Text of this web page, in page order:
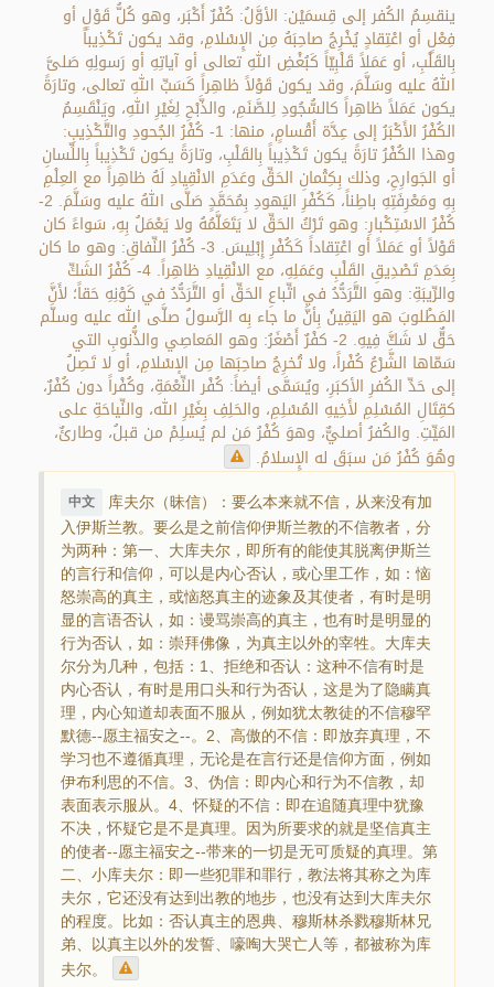
ينقسِمُ الكُفر إلى قِسمَيْن: الأوَّلُ: كُفْرٌ أَكْبَر، وهو كُلُّ قَوْلٍ أو
فِعْلٍ أو اعْتِقادٍ يُخْرِجُ صاحِبَهُ مِن الإِسْلامِ، وقد يكون تَكْذِيباً
بِالقَلْبِ، أو عَمَلاً قَلْبِيّاً كَبُغْضِ اللهِ تعالى أو آياتِهِ أو رَسولِهِ صَلىَّ
اللهُ عليه وسَلَّمَ، وقد يكون قَوْلاً ظاهِراً كَسَبِّ اللهِ تعالى، وتارَةً
يكون عَمَلاً ظاهِراً كالسُّجُودِ لِلصَّنَمِ، والذَّبْحِ لِغَيْرِ اللهِ، ويَنْقَسِمُ
الكُفْرُ الأَكْبَرُ إلى عِدَّة أَقْسامٍ، منها: 1- كُفْرُ الجُحودِ والتَّكْذِيبِ:
وهذا الكُفْرُ تارَةً يكون تَكْذِيباً بِالقَلْبِ، وتارَةً يكون تَكْذِيباً بِاللِّسانِ
أو الجَوارِحِ، وذلك بِكِتْمانِ الحَقِّ وعَدَمِ الانْقِيادِ لَهُ ظاهِراً مع العِلْمِ
بِهِ ومَعْرِفَتِهِ باطِناً، كَكُفْرِ اليَهودِ بِمُحَمَّدٍ صَلَّى اللهُ عليه وسَلَّمَ. 2-
كُفْرُ الاسْتِكْبارِ: وهو تَرْكُ الحَقِّ لا يَتَعَلَّمُهُ ولا يَعْمَلُ بِهِ، سَواءً كان
قَوْلاً أو عَمَلاً أو اعْتِقاداً كَكُفْرِ إِبْلِيسَ. 3- كُفْرُ النِّفاقِ: وهو ما كان
بِعَدَمِ تَصْدِيقِ القَلْبِ وعَمَلِهِ، مع الانْقِيادِ ظاهِراً. 4- كُفْرُ الشَكِّ
والرِّيبَةِ: وهو التَّرَدُّدُ في اتِّباعِ الحَقِّ أو التَّرَدُّدُ في كَوْنِهِ حَقاً؛ لأَنَّ
المَطْلوبَ هو اليَقِينُ بِأنَّ ما جاء بِه الرَّسولُ صلَّى الله عليه وسلَّم
حَقٌّ لا شَكَّ فِيهِ. 2- كفْرٌ أَصْغَرُ: وهو المَعاصِي والذُّنوبِ التي
سَمّاها الشَّرْعُ كُفْراً، ولا تُخرِجُ صاحِبَها مِن الإسْلامِ، أو لا تَصِلُ
إلى حَدِّ الكُفرِ الأكبَرِ، ويُسَمَّى أيضاً: كُفْر النِّعْمَةِ، وكُفْراً دون كُفْرٌ،
كقِتَالِ المُسْلِمِ لأَخِيهِ المُسْلِمِ، والحَلِفِ بِغَيْرِ الله، والنِّياحَةِ على
المَيِّتِ. والكُفرُ أصليٌّ، وهوَ كُفْرُ مَن لم يُسلِمْ من قبلُ، وطارئٌ،
وهُوَ كُفْرُ مَن سبَقَ له الإِسلامُ.
中文 库夫尔（昧信）：要么本来就不信，从来没有加
入伊斯兰教。要么是之前信仰伊斯兰教的不信教者，分
为两种：第一、大库夫尔，即所有的能使其脱离伊斯兰
的言行和信仰，可以是内心否认，或心里工作，如：恼
怒崇高的真主，或恼怒真主的迹象及其使者，有时是明
显的言语否认，如：谩骂崇高的真主，也有时是明显的
行为否认，如：崇拜佛像，为真主以外的宰牲。大库夫
尔分为几种，包括：1、拒绝和否认：这种不信有时是
内心否认，有时是用口头和行为否认，这是为了隐瞒真
理，内心知道却表面不服从，例如犹太教徒的不信穆罕
默德--愿主福安之--。2、高傲的不信：即放弃真理，不
学习也不遵循真理，无论是在言行还是信仰方面，例如
伊布利思的不信。3、伪信：即内心和行为不信教，却
表面表示服从。4、怀疑的不信：即在追随真理中犹豫
不决，怀疑它是不是真理。因为所要求的就是坚信真主
的使者--愿主福安之--带来的一切是无可质疑的真理。第
二、小库夫尔：即一些犯罪和罪行，教法将其称之为库
夫尔，它还没有达到出教的地步，也没有达到大库夫尔
的程度。比如：否认真主的恩典、穆斯林杀戮穆斯林兄
弟、以真主以外的发誓、嚎啕大哭亡人等，都被称为库
夫尔。